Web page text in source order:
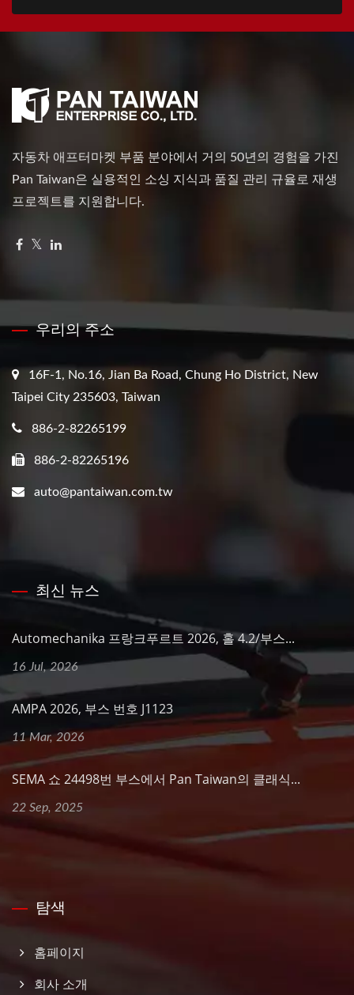
자동차 애프터마켓 부품 분야에서 거의 50년의 경험을 가진
Pan Taiwan은 실용적인 소싱 지식과 품질 관리 규율로 재생
프로젝트를 지원합니다.
우리의 주소
16F-1, No.16, Jian Ba Road, Chung Ho District, New
Taipei City 235603, Taiwan
886-2-82265199
886-2-82265196
auto@pantaiwan.com.tw
최신 뉴스
Automechanika 프랑크푸르트 2026, 홀 4.2/부스...
16 Jul, 2026
AMPA 2026, 부스 번호 J1123
11 Mar, 2026
SEMA 쇼 24498번 부스에서 Pan Taiwan의 클래식...
22 Sep, 2025
탐색
홈페이지
회사 소개